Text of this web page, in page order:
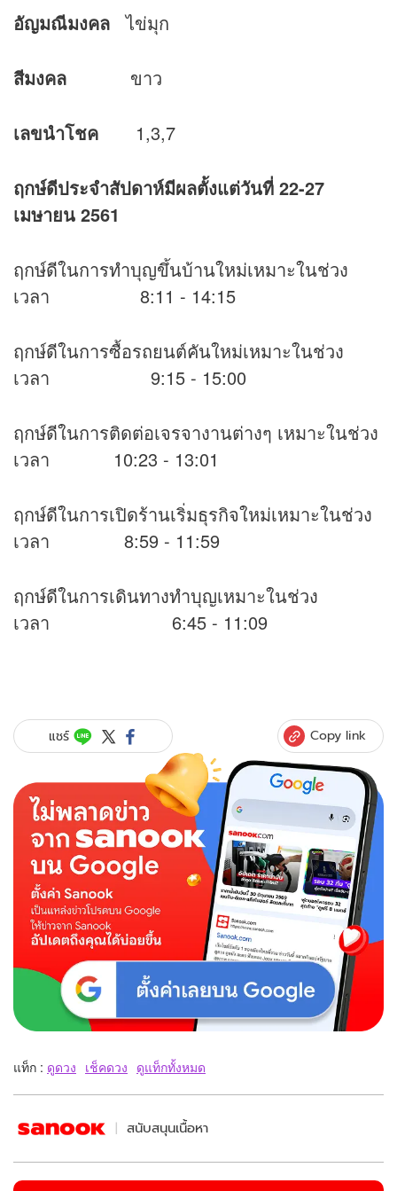
อัญมณีมงคล ไข่มุก
สีมงคล ขาว
เลขนำโชค 1,3,7
ฤกษ์ดีประจำสัปดาห์มีผลตั้งแต่วันที่ 22-27
เมษายน 2561
ฤกษ์ดีในการทำบุญขึ้นบ้านใหม่เหมาะในช่วง
เวลา 8:11 - 14:15
ฤกษ์ดีในการซื้อรถยนต์คันใหม่เหมาะในช่วง
เวลา 9:15 - 15:00
ฤกษ์ดีในการติดต่อเจรจางานต่างๆ เหมาะในช่วง
เวลา 10:23 - 13:01
ฤกษ์ดีในการเปิดร้านเริ่มธุรกิจใหม่เหมาะในช่วง
เวลา 8:59 - 11:59
ฤกษ์ดีในการเดินทางทำบุญเหมาะในช่วง
เวลา 6:45 - 11:09
แชร์ Copy link
แท็ก : ดูดวง เช็คดวง ดูแท็กทั้งหมด
สนับสนุนเนื้อหา